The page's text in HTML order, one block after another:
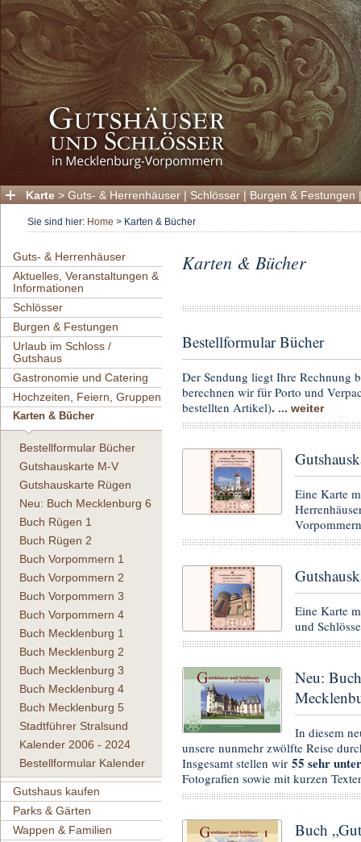
Karte > Guts- & Herrenhäuser | Schlösser | Burgen & Festungen
Sie sind hier: Home > Karten & Bücher
Guts- & Herrenhäuser
Aktuelles, Veranstaltungen &
Informationen
Schlösser
Burgen & Festungen
Urlaub im Schloss /
Gutshaus
Gastronomie und Catering
Hochzeiten, Feiern, Gruppen
Karten & Bücher
Bestellformular Bücher
Gutshauskarte M-V
Gutshauskarte Rügen
Neu: Buch Mecklenburg 6
Buch Rügen 1
Buch Rügen 2
Buch Vorpommern 1
Buch Vorpommern 2
Buch Vorpommern 3
Buch Vorpommern 4
Buch Mecklenburg 1
Buch Mecklenburg 2
Buch Mecklenburg 3
Buch Mecklenburg 4
Buch Mecklenburg 5
Stadtführer Stralsund
Kalender 2006 - 2024
Bestellformular Kalender
Gutshaus kaufen
Parks & Gärten
Wappen & Familien
Karten & Bücher
Bestellformular Bücher
Der Sendung liegt Ihre Rechnung
berechnen wir für Porto und
bestellten Artikel). ... weiter
Eine Karte
Eine Karte
und
Neu:
In diesem
unsere nunmehr zwölfte Reise
Insgesamt stellen wir 55 sehr
Fotografien sowie mit kurzen
Buch